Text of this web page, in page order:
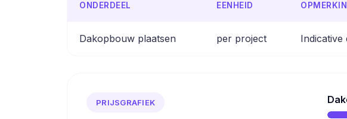
ONDERDEEL EENHEID
Dakopbouw plaatsen per project
PRIJSGRAFIEK